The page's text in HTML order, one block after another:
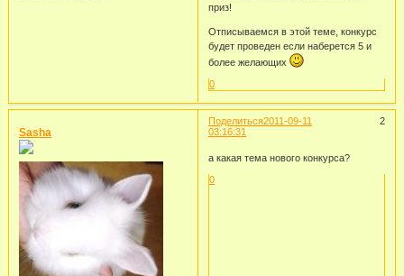
приз!
Отписываемся в этой теме, конкурс
будет проведен если наберется 5 и
более желающих
0
Поделиться 2
2011-09-11
03:16:31
Sasha
а какая тема нового конкурса?
0